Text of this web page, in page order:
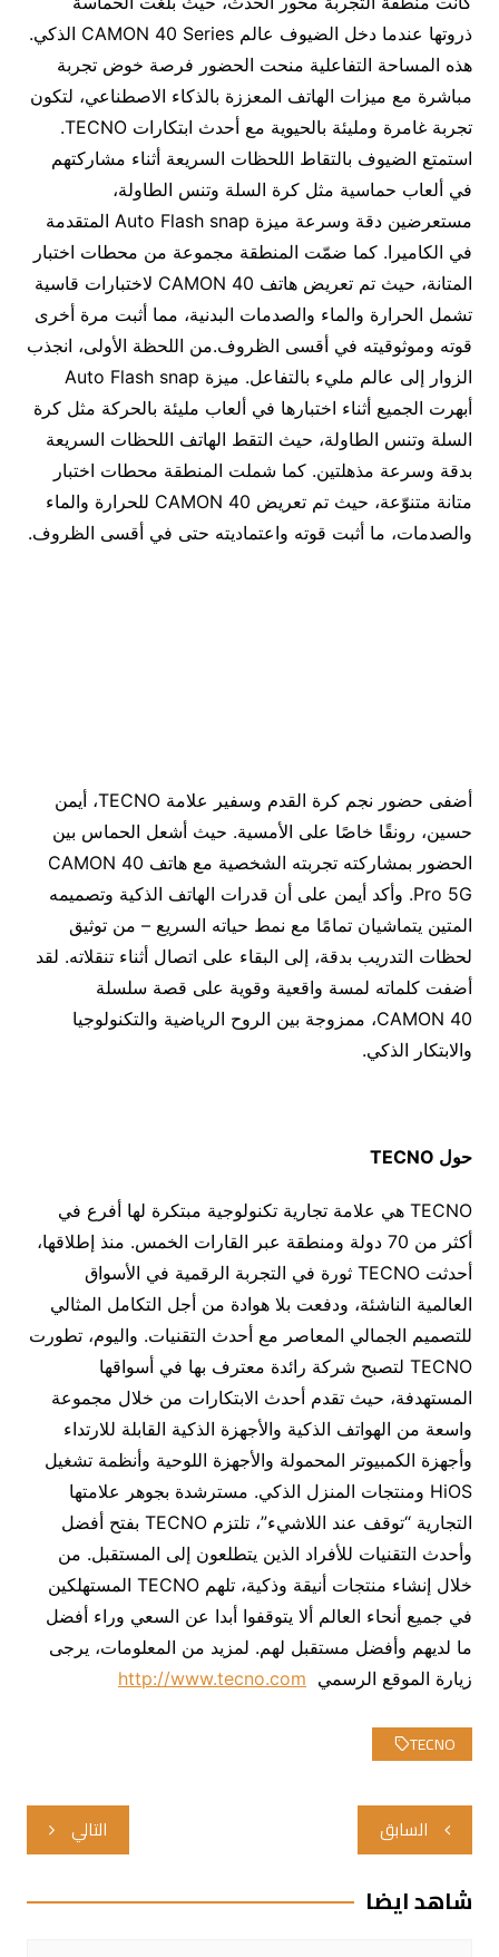
ذروتها عندما دخل الضيوف عالم CAMON 40 Series الذكي.
هذه المساحة التفاعلية منحت الحضور فرصة خوض تجربة
مباشرة مع ميزات الهاتف المعززة بالذكاء الاصطناعي، لتكون
تجربة غامرة ومليئة بالحيوية مع أحدث ابتكارات TECNO.
استمتع الضيوف بالتقاط اللحظات السريعة أثناء مشاركتهم
في ألعاب حماسية مثل كرة السلة وتنس الطاولة،
مستعرضين دقة وسرعة ميزة Auto Flash snap المتقدمة
في الكاميرا. كما ضمّت المنطقة مجموعة من محطات اختبار
المتانة، حيث تم تعريض هاتف CAMON 40 لاختبارات قاسية
تشمل الحرارة والماء والصدمات البدنية، مما أثبت مرة أخرى
قوته وموثوقيته في أقسى الظروف.من اللحظة الأولى، انجذب
الزوار إلى عالم مليء بالتفاعل. ميزة Auto Flash snap
أبهرت الجميع أثناء اختبارها في ألعاب مليئة بالحركة مثل كرة
السلة وتنس الطاولة، حيث التقط الهاتف اللحظات السريعة
بدقة وسرعة مذهلتين. كما شملت المنطقة محطات اختبار
متانة متنوّعة، حيث تم تعريض CAMON 40 للحرارة والماء
والصدمات، ما أثبت قوته واعتماديته حتى في أقسى الظروف.
أضفى حضور نجم كرة القدم وسفير علامة TECNO، أيمن
حسين، رونقًا خاصًا على الأمسية. حيث أشعل الحماس بين
الحضور بمشاركته تجربته الشخصية مع هاتف CAMON 40
Pro 5G. وأكد أيمن على أن قدرات الهاتف الذكية وتصميمه
المتين يتماشيان تمامًا مع نمط حياته السريع – من توثيق
لحظات التدريب بدقة، إلى البقاء على اتصال أثناء تنقلاته. لقد
أضفت كلماته لمسة واقعية وقوية على قصة سلسلة
CAMON 40، ممزوجة بين الروح الرياضية والتكنولوجيا
والابتكار الذكي.
حول TECNO
TECNO هي علامة تجارية تكنولوجية مبتكرة لها أفرع في
أكثر من 70 دولة ومنطقة عبر القارات الخمس. منذ إطلاقها،
أحدثت TECNO ثورة في التجربة الرقمية في الأسواق
العالمية الناشئة، ودفعت بلا هوادة من أجل التكامل المثالي
للتصميم الجمالي المعاصر مع أحدث التقنيات. واليوم، تطورت
TECNO لتصبح شركة رائدة معترف بها في أسواقها
المستهدفة، حيث تقدم أحدث الابتكارات من خلال مجموعة
واسعة من الهواتف الذكية والأجهزة الذكية القابلة للارتداء
وأجهزة الكمبيوتر المحمولة والأجهزة اللوحية وأنظمة تشغيل
HiOS ومنتجات المنزل الذكي. مسترشدة بجوهر علامتها
التجارية “توقف عند اللاشيء”، تلتزم TECNO بفتح أفضل
وأحدث التقنيات للأفراد الذين يتطلعون إلى المستقبل. من
خلال إنشاء منتجات أنيقة وذكية، تلهم TECNO المستهلكين
في جميع أنحاء العالم ألا يتوقفوا أبدا عن السعي وراء أفضل
ما لديهم وأفضل مستقبل لهم. لمزيد من المعلومات، يرجى
زيارة الموقع الرسمي http://www.tecno.com
TECNO
تصفّح
المقالات
السابق التالي
شاهد ايضا